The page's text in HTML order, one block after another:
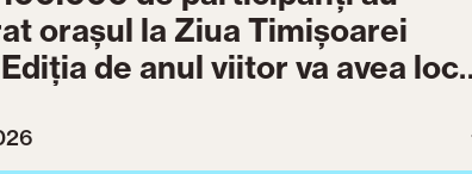
orașul la Ziua Timișoarei
de anul viitor va avea loc